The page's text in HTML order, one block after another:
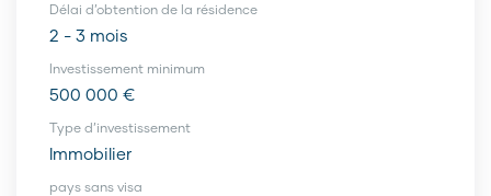
Délai d’obtention de la résidence
2 - 3 mois
Investissement minimum
500 000 €
Type d’investissement
Immobilier
pays sans visa